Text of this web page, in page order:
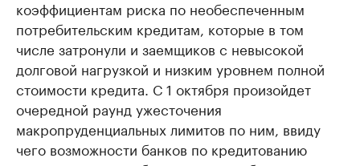
коэффициентам риска по необеспеченным
потребительским кредитам, которые в том
числе затронули и заемщиков с невысокой
долговой нагрузкой и низким уровнем полной
стоимости кредита. С 1 октября произойдет
очередной раунд ужесточения
макропруденциальных лимитов по ним, ввиду
чего возможности банков по кредитованию